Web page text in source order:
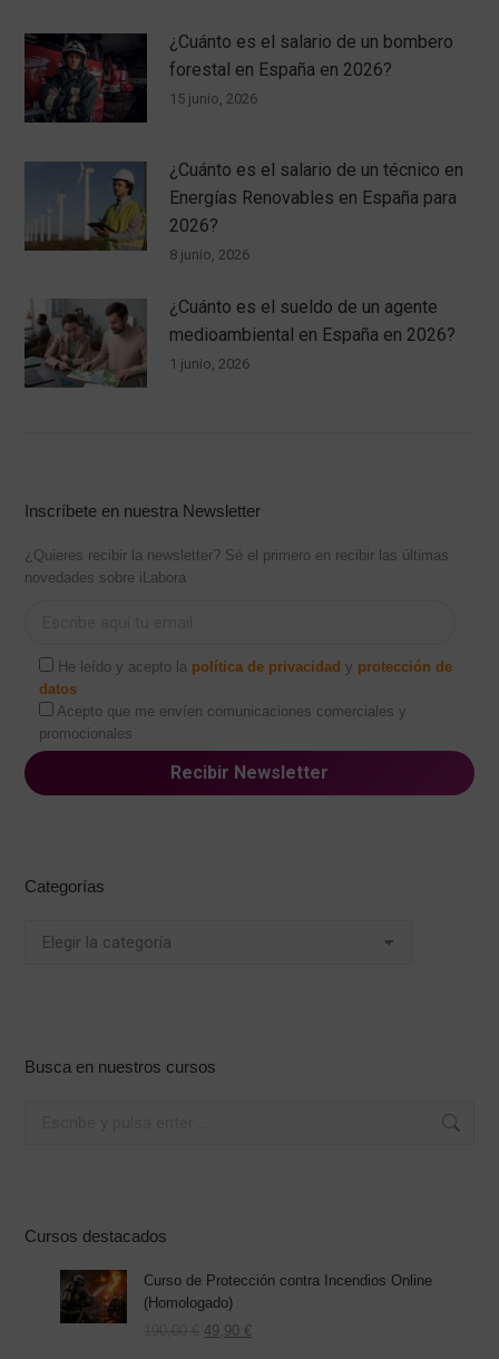
¿Cuánto es el salario de un bombero
forestal en España en 2026?
15 junio, 2026
¿Cuánto es el salario de un técnico en
Energías Renovables en España para
2026?
8 junio, 2026
¿Cuánto es el sueldo de un agente
medioambiental en España en 2026?
1 junio, 2026
Inscríbete en nuestra Newsletter
¿Quieres recibir la newsletter? Sé el primero en recibir las últimas
novedades sobre iLabora
He leído y acepto la política de privacidad y protección de
datos
Acepto que me envíen comunicaciones comerciales y
promocionales
Categorías
Busca en nuestros cursos
Cursos destacados
Curso de Protección contra Incendios Online
(Homologado)
190,00 € El
49,90 €El